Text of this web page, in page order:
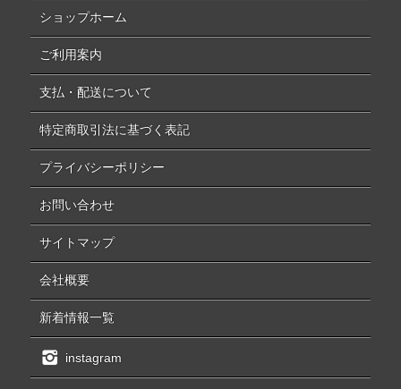
ショップホーム
ご利用案内
支払・配送について
特定商取引法に基づく表記
プライバシーポリシー
お問い合わせ
サイトマップ
会社概要
新着情報一覧
instagram